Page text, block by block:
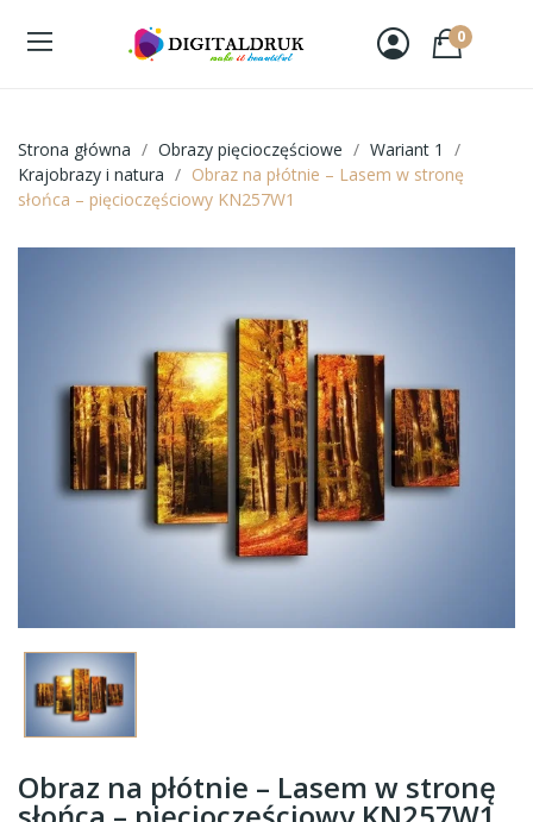
0
Strona główna Obrazy pięcioczęściowe
Wariant 1
Krajobrazy i natura
Obraz na płótnie – Lasem w stronę
słońca – pięcioczęściowy KN257W1
Obraz na płótnie – Lasem w stronę